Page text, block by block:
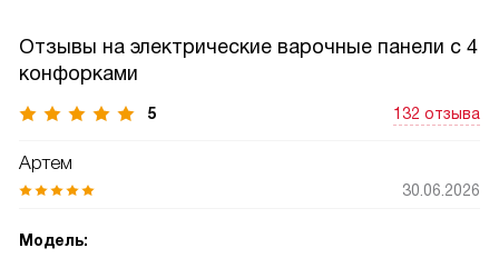
Отзывы на электрические варочные панели с 4
конфорками
5 132 отзыва
Артем
30.06.2026
Модель: